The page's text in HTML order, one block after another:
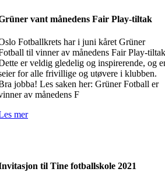
vant månedens Fair Play-tiltak
Fotballkrets har i juni kåret Grüner
til vinner av månedens Fair Play-
er veldig gledelig og inspirerende, og
for alle frivillige og utøvere i klubben.
jobba! Les saken her: Grüner Fotball er
av månedens F
mer
til Tine fotballskole 2021